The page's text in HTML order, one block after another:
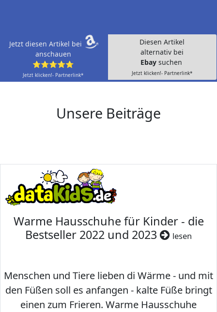
Jetzt diesen Artikel bei
anschauen
⭐⭐⭐⭐⭐
Jetzt klicken!- Partnerlink*
Diesen Artikel
alternativ bei
Ebay suchen
Jetzt klicken!- Partnerlink*
Unsere Beiträge
Warme Hausschuhe für Kinder - die
Bestseller 2022 und 2023
lesen
Menschen und Tiere lieben di Wärme - und mit
den Füßen soll es anfangen - kalte Füße bringt
einen zum Frieren. Warme Hausschuhe